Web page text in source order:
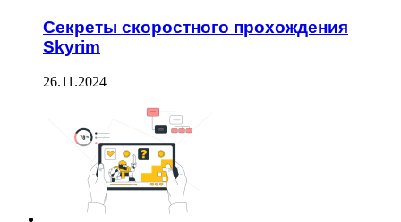
Секреты скоростного прохождения
Skyrim
26.11.2024